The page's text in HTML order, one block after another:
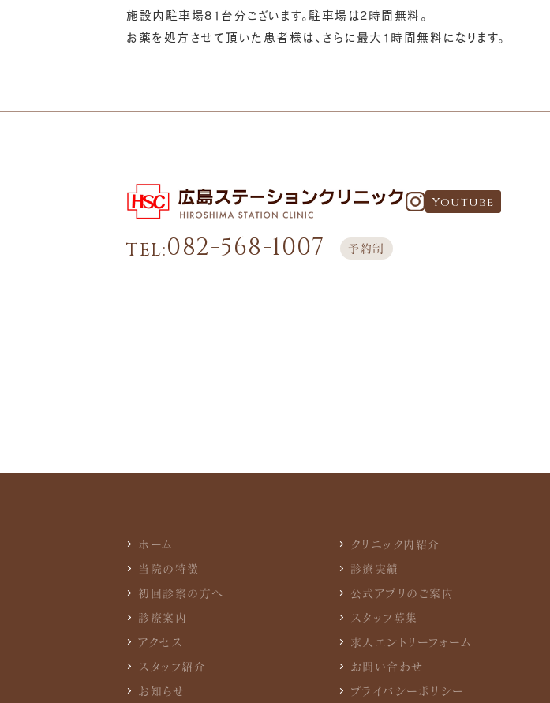
施設内駐車場81台分ございます。駐車場は2時間無料。
お薬を処方させて頂いた患者様は、さらに最大1時間無料になります。
Youtube
TEL:082-568-1007 予約制
ホーム
当院の特徴
初回診察の方へ
診療案内
アクセス
スタッフ紹介
お知らせ
クリニック内紹介
診療実績
公式アプリのご案内
スタッフ募集
求人エントリーフォーム
お問い合わせ
プライバシーポリシー